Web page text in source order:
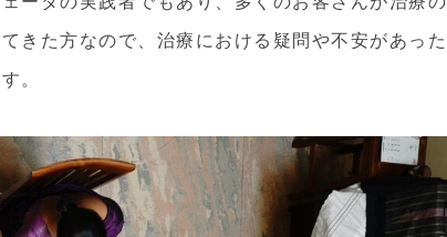
きた方なので、治療における疑問や不安があった
。